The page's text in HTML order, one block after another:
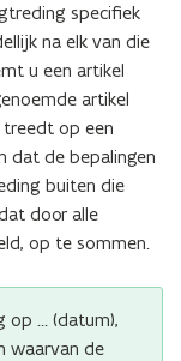
specifiek
na elk van die
u een artikel
artikel
op een
dat de bepalingen
buiten die
door alle
op te sommen.
op … (datum),
waarvan de